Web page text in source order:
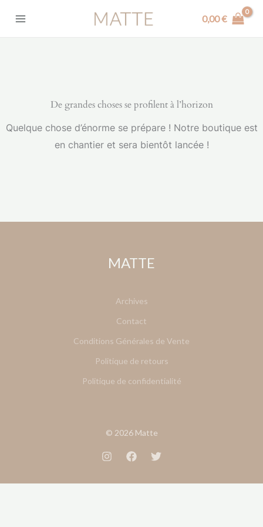
Livraison offerte partout en France ! ✕
0,00€
De grandes choses se profilent à l’horizon
Quelque chose d’énorme se prépare ! Notre boutique est
en chantier et sera bientôt lancée !
MATTE
Archives
Contact
Conditions Générales de Vente
Politique de retours
Politique de confidentialité
© 2026 Matte